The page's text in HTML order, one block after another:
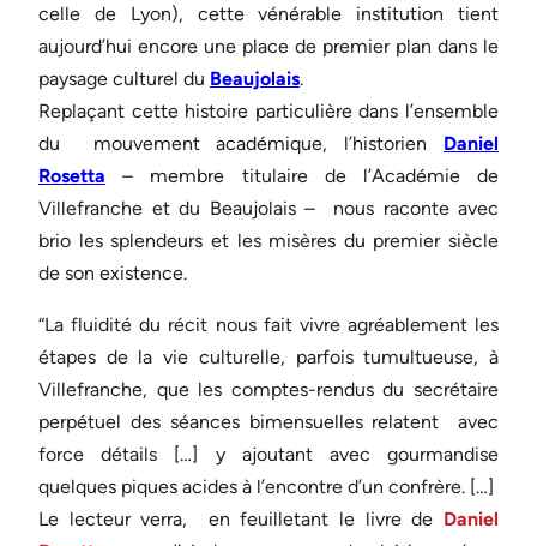
celle de Lyon), cette vénérable institution tient
aujourd’hui encore une place de premier plan dans le
paysage culturel du Beaujolais.
Replaçant cette histoire particulière dans l’ensemble
du mouvement académique, l’historien Daniel
Rosetta – membre titulaire de l’Académie de
Villefranche et du Beaujolais – nous raconte avec
brio les splendeurs et les misères du premier siècle
de son existence.
“La fluidité du récit nous fait vivre agréablement les
étapes de la vie culturelle, parfois tumultueuse, à
Villefranche, que les comptes-rendus du secrétaire
perpétuel des séances bimensuelles relatent avec
force détails […] y ajoutant avec gourmandise
quelques piques acides à l’encontre d’un confrère. […]
Le lecteur verra, en feuilletant le livre de Daniel